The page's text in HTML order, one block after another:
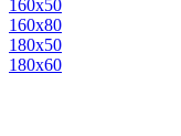
160х50
160х80
180х50
180х60